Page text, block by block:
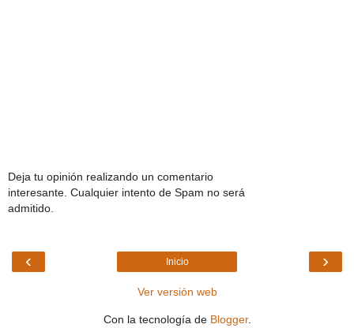
Deja tu opinión realizando un comentario
interesante. Cualquier intento de Spam no será
admitido.
‹ ›
Inicio
Ver versión web
Con la tecnología de Blogger.